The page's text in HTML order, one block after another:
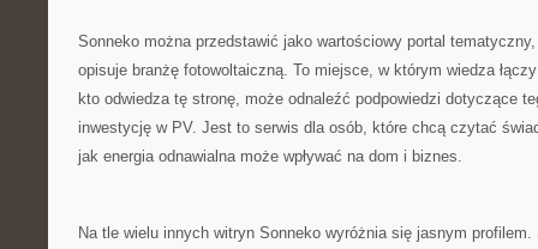
Sonneko można przedstawić jako wartościowy portal
opisuje branżę fotowoltaiczną. To miejsce, w którym wiedza
kto odwiedza tę stronę, może odnaleźć podpowiedzi dotyczące
inwestycję w PV. Jest to serwis dla osób, które chcą czytać
jak energia odnawialna może wpływać na dom i biznes.
Na tle wielu innych witryn Sonneko wyróżnia się jasnym